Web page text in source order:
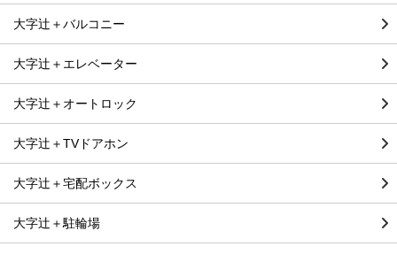
大字辻＋バルコニー
大字辻＋エレベーター
大字辻＋オートロック
大字辻＋TVドアホン
大字辻＋宅配ボックス
大字辻＋駐輪場